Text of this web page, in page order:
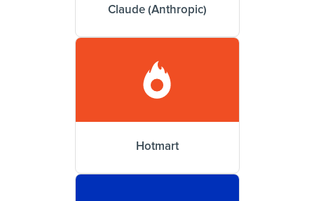
Claude (Anthropic)
Hotmart